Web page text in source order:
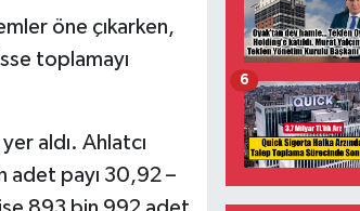
öne çıkarken,
toplamayı
aldı. Ahlatcı
adet payı 30,92 –
6